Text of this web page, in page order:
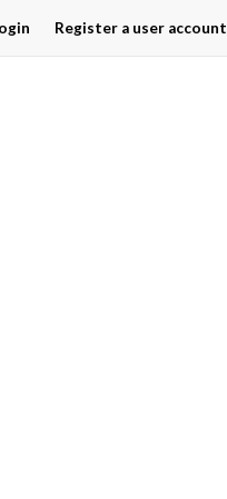
Register a user account